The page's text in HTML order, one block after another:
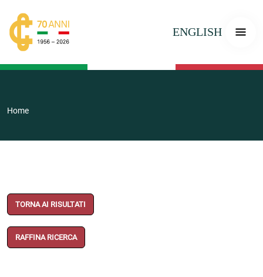
ENGLISH
Home
TORNA AI RISULTATI
RAFFINA RICERCA